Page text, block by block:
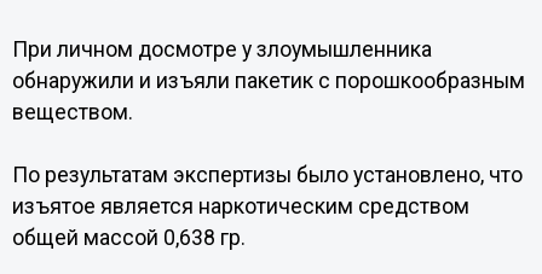
При личном досмотре у злоумышленника
обнаружили и изъяли пакетик с порошкообразным
веществом.
По результатам экспертизы было установлено, что
изъятое является наркотическим средством
общей массой 0,638 гр.